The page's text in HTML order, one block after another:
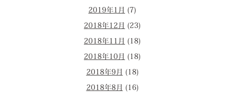
2019年1月 (7)
2018年12月 (23)
2018年11月 (18)
2018年10月 (18)
2018年9月 (18)
2018年8月 (16)